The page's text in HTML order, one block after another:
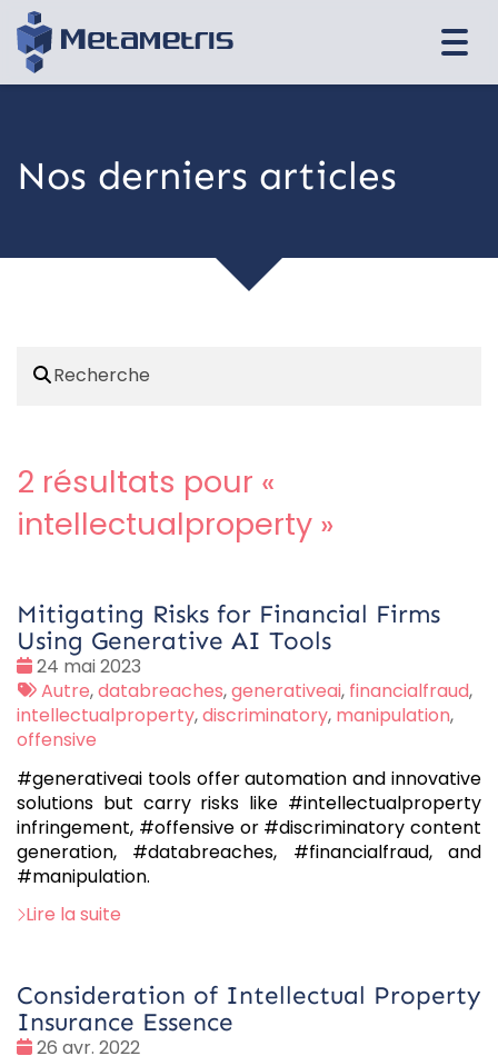
Nos derniers articles
2 résultats pour «
intellectualproperty »
Mitigating Risks for Financial Firms
Using Generative AI Tools
Date
:
24 mai 2023
Tags
:
Autre,databreaches,generativeai, financialfraud,
intellectualproperty,discriminatory, manipulation,
offensive
#generativeai tools offer automation and innovative
solutions but carry risks like #intellectualproperty
infringement, #offensive or #discriminatory content
generation, #databreaches, #financialfraud, and
#manipulation.
Lire la suite
Consideration of Intellectual Property
Insurance Essence
Date
26 avr. 2022